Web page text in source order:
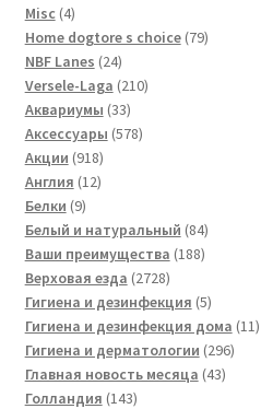
Misc 44
товара
Home dogtore s choice 7979
NBF Lanes 2424
товара
Versele-Laga 210210
Аквариумы 3333
товара
Аксессуары 578578
Акции 918918
товаров
Англия 1212
Белки 99
товаров
Белый и натуральный 8484
товара
Ваши преимущества 188188
Верховая езда 27282728
товаров
Гигиена и дезинфекция 55
товаров
Гигиена и дезинфекция дома 1111
Гигиена и дерматологии 296296
Главная новость месяца 4343
Голландия 143143